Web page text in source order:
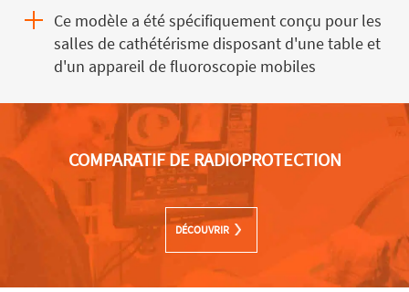
Ce modèle a été spécifiquement conçu pour les
salles de cathétérisme disposant d'une table et
d'un appareil de fluoroscopie mobiles
COMPARATIF DE RADIOPROTECTION
DÉCOUVRIR